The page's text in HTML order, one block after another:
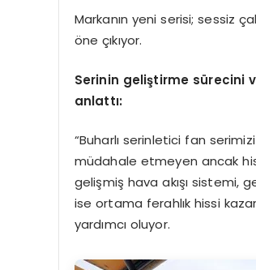
Markanın yeni serisi; sessiz
öne çıkıyor.
Serinin geliştirme sürecini
anlattı:
“Buharlı serinletici fan
müdahale etmeyen ancak
gelişmiş hava akışı sistemi,
ise ortama ferahlık hissi
yardımcı oluyor.